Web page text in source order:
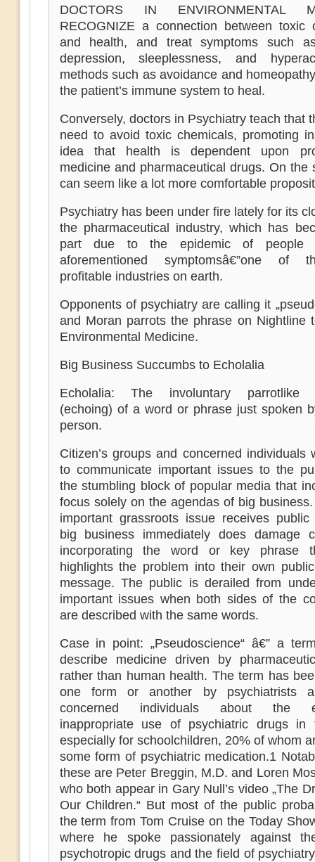
DOCTORS IN ENVIRONMENTAL
RECOGNIZE a connection between toxic
and health, and treat symptoms such
depression, sleeplessness, and
methods such as avoidance and
the patient’s immune system to heal.
Conversely, doctors in Psychiatry teach that
need to avoid toxic chemicals, promoting
idea that health is dependent upon
medicine and pharmaceutical drugs. On the
can seem like a lot more comfortable
Psychiatry has been under fire lately for its
the pharmaceutical industry, which has
part due to the epidemic of people
aforementioned symptomsâ€”one of
profitable industries on earth.
Opponents of psychiatry are calling it
and Moran parrots the phrase on Nightline
Environmental Medicine.
Big Business Succumbs to Echolalia
Echolalia: The involuntary parrotlike
(echoing) of a word or phrase just spoken
person.
Citizen’s groups and concerned individuals
to communicate important issues to the
the stumbling block of popular media that
focus solely on the agendas of big
important grassroots issue receives public
big business immediately does damage
incorporating the word or key phrase
highlights the problem into their own
message. The public is derailed from
important issues when both sides of the
are described with the same words.
Case in point: „Pseudoscience“ â€” a
describe medicine driven by
rather than human health. The term has
one form or another by psychiatrists
concerned individuals about the
inappropriate use of psychiatric drugs in
especially for schoolchildren, 20% of whom
some form of psychiatric medication.1
these are Peter Breggin, M.D. and Loren
who both appear in Gary Null’s video „The
Our Children.“ But most of the public
the term from Tom Cruise on the Today
where he spoke passionately against
psychotropic drugs and the field of